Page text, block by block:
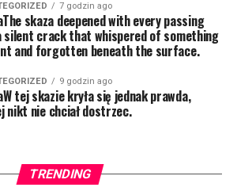
7 godzin ago
skaza deepened with every passing
silent crack that whispered of something
and forgotten beneath the surface.
9 godzin ago
tej skazie kryła się jednak prawda,
nikt nie chciał dostrzec.
TRENDING